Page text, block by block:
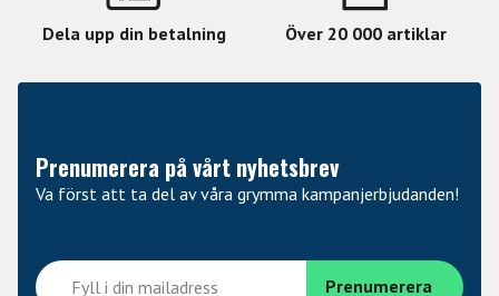
Dela upp din betalning Över 20 000 artiklar
Prenumerera på vårt nyhetsbrev
Va först att ta del av våra grymma kampanjerbjudanden!